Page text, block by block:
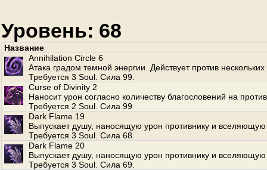
Уровень: 68
Название
Annihilation Circle 6
Атака градом темной энергии. Действует против
Требуется 3 Soul. Сила 99.
Curse of Divinity 2
Наносит урон согласно количеству благословений на
Требуется 2 Soul. Сила 99
Dark Flame 19
Выпускает душу, наносящую урон противнику и вселяющую
Требуется 3 Soul. Сила 68.
Dark Flame 20
Выпускает душу, наносящую урон противнику и вселяющую
Требуется 3 Soul. Сила 69.